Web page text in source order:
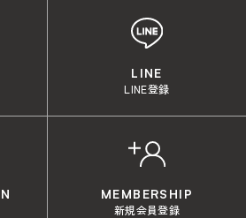
LINE
LINE登録
MEMBERSHIP
新規会員登録